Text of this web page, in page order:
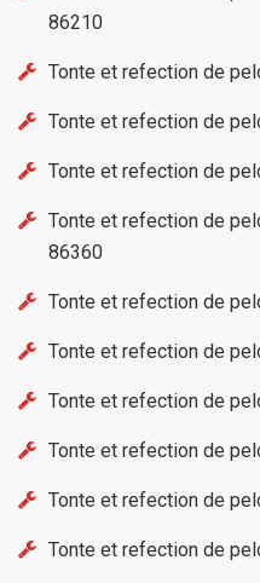
86210
Tonte et refection de
Tonte et refection de
Tonte et refection de
Tonte et refection de
86360
Tonte et refection de
Tonte et refection de
Tonte et refection de
Tonte et refection de
Tonte et refection de
Tonte et refection de